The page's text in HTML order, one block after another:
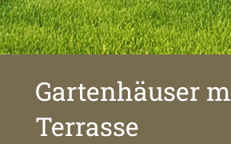
Gartenhäuser
Terrasse